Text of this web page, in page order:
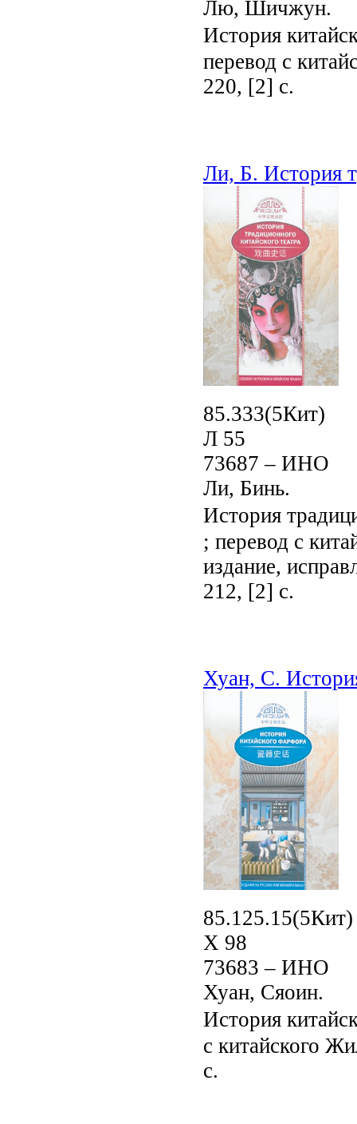
Лю, Шичжун.
История
перевод с
220, [2] с.
Ли, Б. История
85.333(5Кит)
Л 55
73687 – ИНО
Ли, Бинь.
История
; перевод с
издание,
212, [2] с.
Хуан, С.
85.125.15(5Кит)
Х 98
73683 – ИНО
Хуан, Сяоин.
История
с китайского
с.